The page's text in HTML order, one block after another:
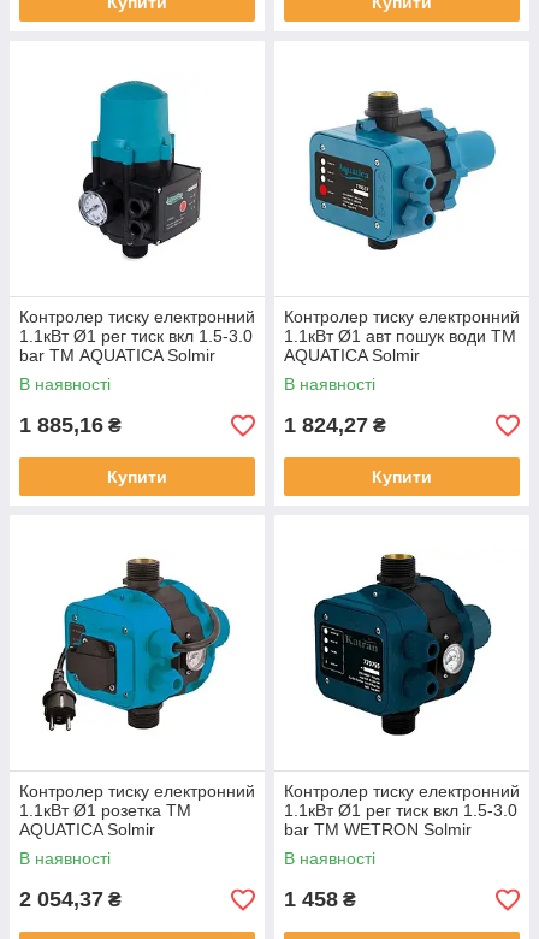
Контролер тиску електронний
1.1кВт Ø1 рег тиск вкл 1.5-3.0
bar ТМ AQUATICA Solmir
В наявності
1 885,16 ₴
Купити
Контролер тиску електронний
1.1кВт Ø1 авт пошук води ТМ
AQUATICA Solmir
В наявності
1 824,27 ₴
Купити
Контролер тиску електронний
1.1кВт Ø1 розетка ТМ
AQUATICA Solmir
В наявності
2 054,37 ₴
Контролер тиску електронний
1.1кВт Ø1 рег тиск вкл 1.5-3.0
bar ТМ WETRON Solmir
В наявності
1 458 ₴